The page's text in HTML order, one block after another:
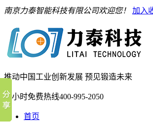
南京力泰智能科技有限公司欢迎您！ 加入
推动中国工业创新发展 预见锻造未来
24小时免费热线400-995-2050
首页